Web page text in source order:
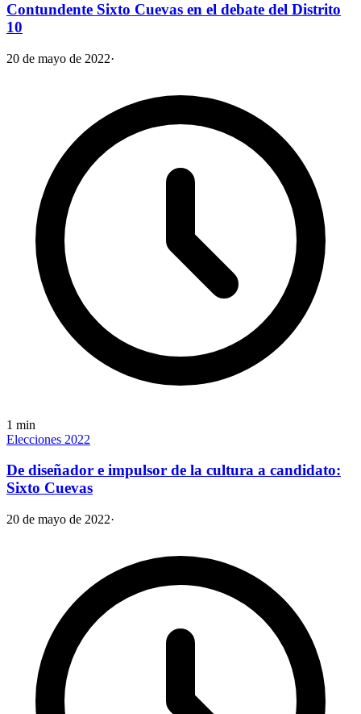
Contundente Sixto Cuevas en el debate del Distrito
10
20 de mayo de 2022·
1 min
Elecciones 2022
De diseñador e impulsor de la cultura a candidato:
Sixto Cuevas
20 de mayo de 2022·